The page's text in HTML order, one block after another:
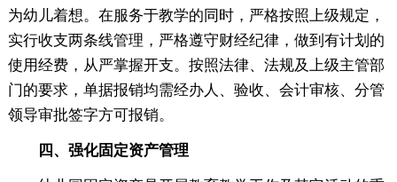
为幼儿着想。在服务于教学的同时，严格按照上级规定，
实行收支两条线管理，严格遵守财经纪律，做到有计划的
使用经费，从严掌握开支。按照法律、法规及上级主管部
门的要求，单据报销均需经办人、验收、会计审核、分管
领导审批签字方可报销。
四、强化固定资产管理